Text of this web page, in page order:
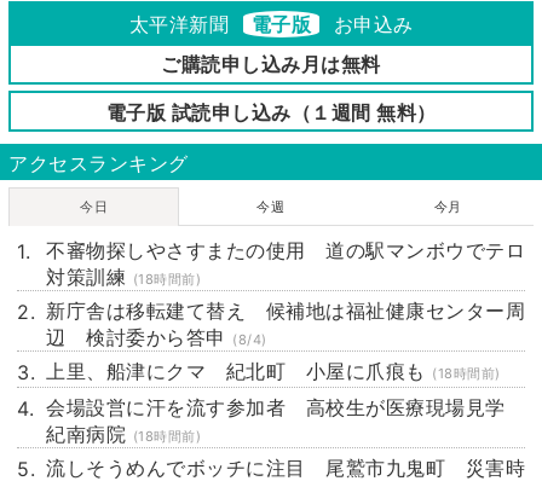
太平洋新聞 電子版
お申込み
ご購読申し込み月は無料
電子版 試読申し込み（１週間 無料）
アクセスランキング
今日 今週 今月
不審物探しやさすまたの使用 道の駅マンボウでテロ
対策訓練 (18時間前)
新庁舎は移転建て替え 候補地は福祉健康センター周
辺 検討委から答申
(8/4)
上里、船津にクマ 紀北町 小屋に爪痕も (18時間前)
会場設営に汗を流す参加者 高校生が医療現場見学
紀南病院 (18時間前)
流しそうめんでボッチに注目 尾鷲市九鬼町 災害時